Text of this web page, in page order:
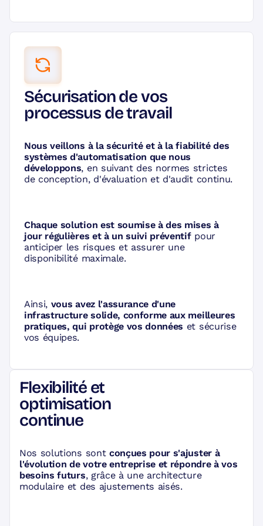
Sécurisation de vos
processus de travail
Nous veillons à la sécurité et à la fiabilité des
systèmes d'automatisation que nous
développons, en suivant des normes strictes
de conception, d'évaluation et d'audit continu.
Chaque solution est soumise à des mises à
jour régulières et à un suivi préventifpour
anticiper les risques et assurer une
disponibilité maximale.
Ainsi, vous avez l'assurance d'une
infrastructure solide, conforme aux meilleures
pratiques, qui protège vos données et sécurise
vos équipes.
Flexibilité et
optimisation
continue
Nos solutions sont conçues pour s'ajuster à
l'évolution de votre entreprise et répondre à vos
besoins futurs, grâce à une architecture
modulaire et des ajustements aisés.